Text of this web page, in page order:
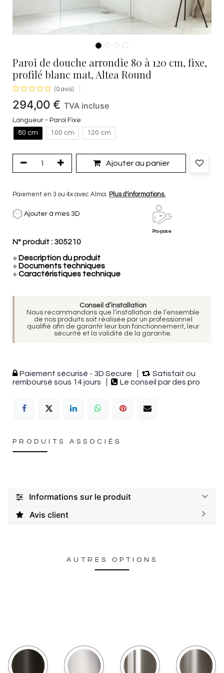
Paroi de douche arrondie 80 à 120 cm, fixe,
profilé blanc mat, Altea Round
(0 avis)
294,00 € TVA incluse
Longueur - Paroi Fixe
80 cm 100 cm 120 cm
Ajouter au panier
Paiement en 3 ou 4x avec Alma. Plus d'informations.
Ajouter à mes 3D
Pro-pose
N° produit : 305210
+ Description du produit
+ Documents techniques
+Caractéristiques technique
Conseil d’installation
Nous recommandons que l’installation de l’ensemble
de nos produits soit réalisée par un professionnel
qualifié afin de garantir leur bon fonctionnement, leur
sécurité et la validité de la garantie.
Paiement sécurisé - 3D Secure
Satisfait ou
remboursé sous 14 jours
Le conseil par des pro
PRODUITS ASSOCIÉS
Informations sur le produit
Avis client
AUTRES OPTIONS